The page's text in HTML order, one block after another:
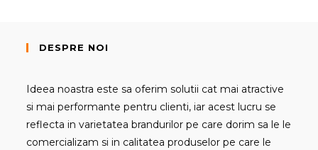
DESPRE NOI
Ideea noastra este sa oferim solutii cat mai atractive
si mai performante pentru clienti, iar acest lucru se
reflecta in varietatea brandurilor pe care dorim sa le le
comercializam si in calitatea produselor pe care le